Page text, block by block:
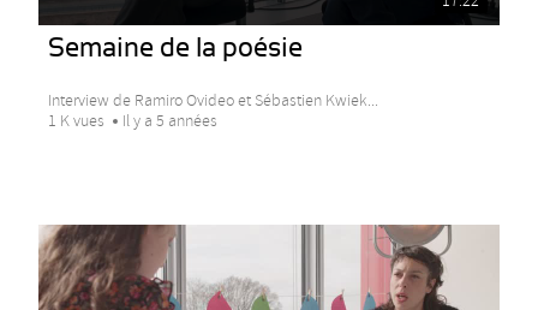
Semaine de la poésie
Interview de Ramiro Ovideo et Sébastien Kwiek...
1 K vues
Il y a 5 années